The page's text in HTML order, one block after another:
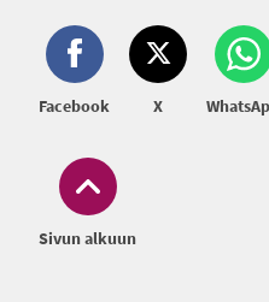
Sivun alkuun
Facebook X